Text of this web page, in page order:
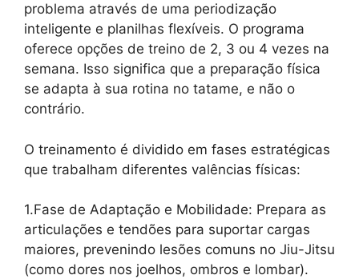
problema através de uma periodização
inteligente e planilhas flexíveis. O programa
oferece opções de treino de 2, 3 ou 4 vezes na
semana. Isso significa que a preparação física
se adapta à sua rotina no tatame, e não o
contrário.
O treinamento é dividido em fases estratégicas
que trabalham diferentes valências físicas:
1.Fase de Adaptação e Mobilidade: Prepara as
articulações e tendões para suportar cargas
maiores, prevenindo lesões comuns no Jiu-Jitsu
(como dores nos joelhos, ombros e lombar).